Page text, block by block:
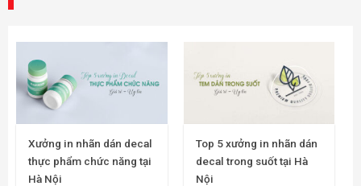
Xưởng in nhãn dán decal
thực phẩm chức năng tại
Hà Nội
Top 5 xưởng in nhãn dán
decal trong suốt tại Hà
Nội